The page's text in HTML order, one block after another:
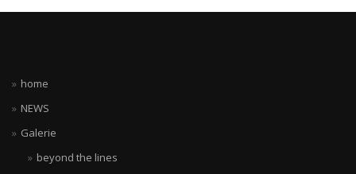
home
NEWS
Galerie
beyond the lines